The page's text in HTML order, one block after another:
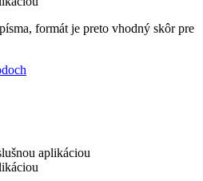
formát je preto vhodný skôr pre
aplikáciou